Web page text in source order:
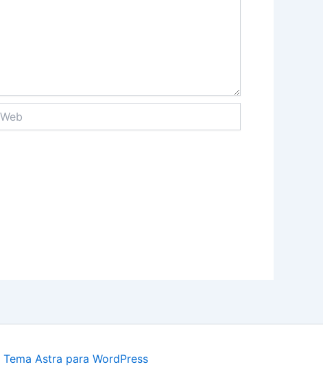
Tema Astra para WordPress